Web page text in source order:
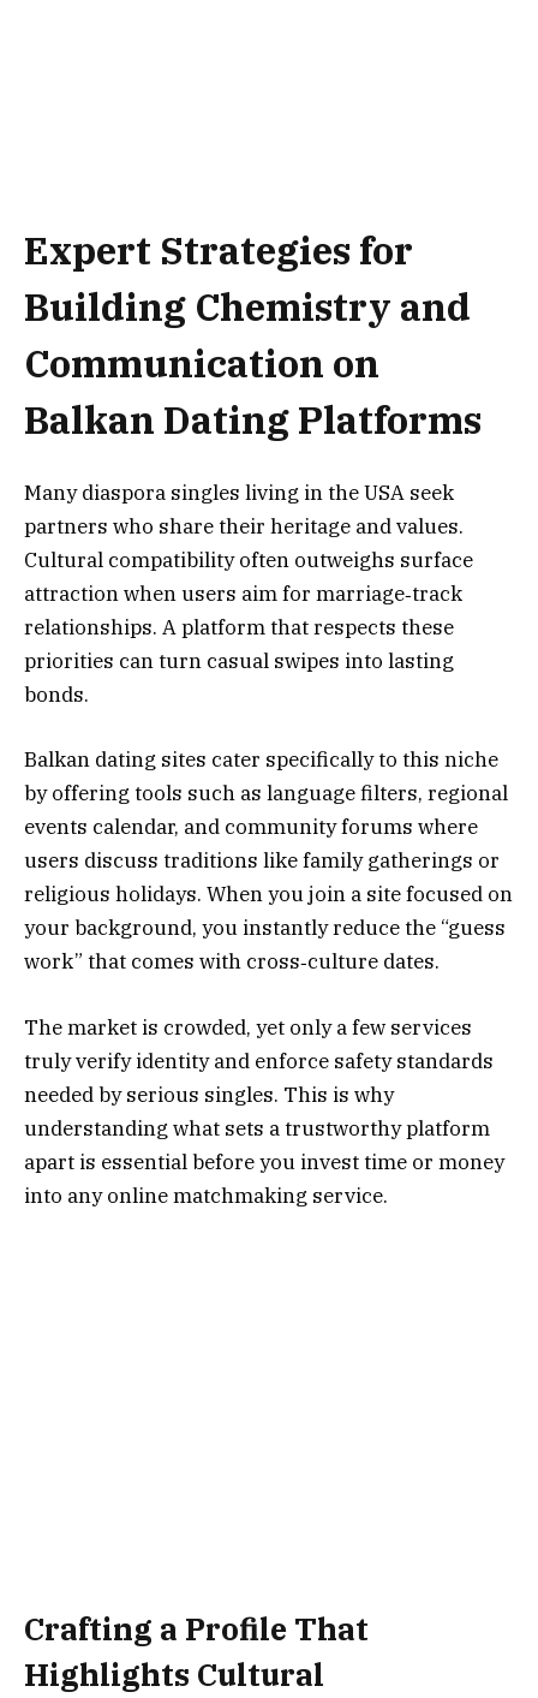
Expert Strategies for
Building Chemistry and
Communication on
Balkan Dating Platforms
Many diaspora singles living in the USA seek
partners who share their heritage and values.
Cultural compatibility often outweighs surface
attraction when users aim for marriage‑track
relationships. A platform that respects these
priorities can turn casual swipes into lasting
bonds.
Balkan dating sites cater specifically to this niche
by offering tools such as language filters, regional
events calendar, and community forums where
users discuss traditions like family gatherings or
religious holidays. When you join a site focused on
your background, you instantly reduce the “guess
work” that comes with cross‑culture dates.
The market is crowded, yet only a few services
truly verify identity and enforce safety standards
needed by serious singles. This is why
understanding what sets a trustworthy platform
apart is essential before you invest time or money
into any online matchmaking service.
Crafting a Profile That
Highlights Cultural